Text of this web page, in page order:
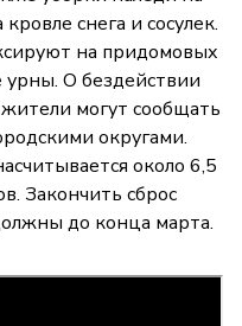
снега и сосулек.
на придомовых
О бездействии
могут сообщать
округами.
около 6,5
Закончить сброс
до конца марта.